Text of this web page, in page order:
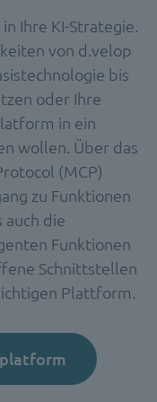
Ihre KI-Strategie.
von d.velop
bis
oder Ihre
in ein
wollen. Über das
(MCP)
zu Funktionen
die
Funktionen
Schnittstellen
Plattform.